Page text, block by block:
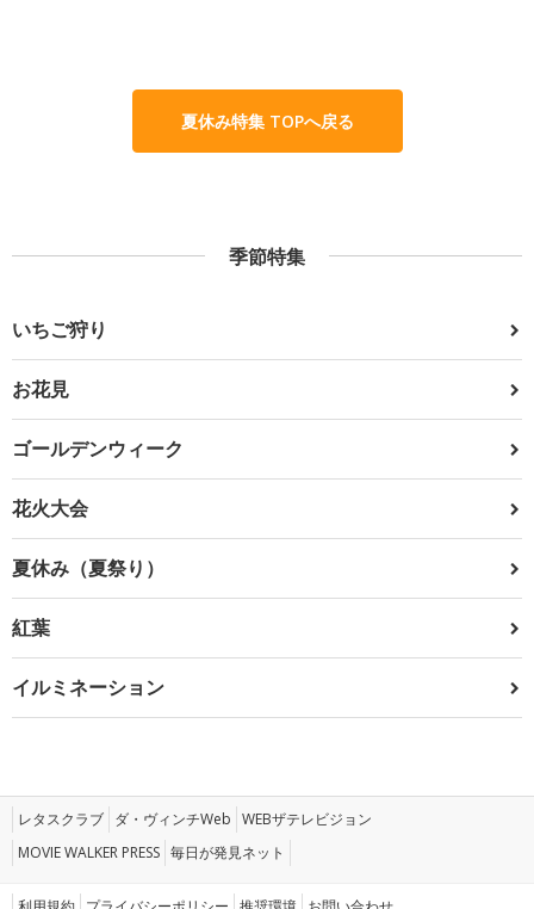
夏休み特集 TOPへ戻る
季節特集
いちご狩り
お花見
ゴールデンウィーク
花火大会
夏休み（夏祭り）
紅葉
イルミネーション
レタスクラブ ダ・ヴィンチWeb WEBザテレビジョン
MOVIE WALKER PRESS 毎日が発見ネット